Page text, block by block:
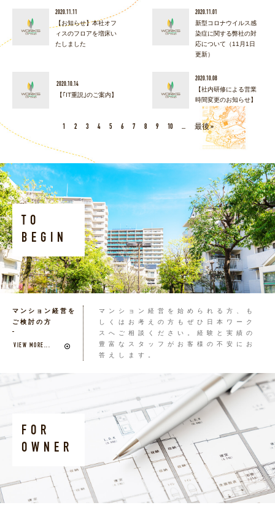
2020.11.11
【お知らせ】本社オフ
ィスのフロアを増床い
たしました
2020.11.01
新型コロナウイルス感
染症に関する弊社の対
応について（11月1日
更新）
2020.10.14
【｢IT重説｣のご案内】
2020.10.08
【社内研修による営業
時間変更のお知らせ】
2 3 4 5 6 7 8 9 10 ... 最後 »
TO
BEGIN
マンション経営を
ご検討の方
VIEW MORE...
マンション経営を始められる方、も
しくはお考えの方もぜひ日本ワーク
スへご相談ください。経験と実績の
豊富なスタッフがお客様の不安にお
答えします。
FOR
OWNER